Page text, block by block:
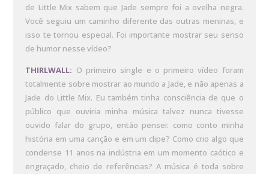
de Little Mix sabem que Jade sempre foi a ovelha negra.
Você seguiu um caminho diferente das outras meninas, e
isso te tornou especial. Foi importante mostrar seu senso
de humor nesse vídeo?
THIRLWALL: O primeiro single e o primeiro vídeo foram
totalmente sobre mostrar ao mundo a Jade, e não apenas a
Jade do Little Mix. Eu também tinha consciência de que o
público que ouviria minha música talvez nunca tivesse
ouvido falar do grupo, então pensei: como conto minha
história em uma canção e em um clipe? Como crio algo que
condense 11 anos na indústria em um momento caótico e
engraçado, cheio de referências? A música é toda sobre